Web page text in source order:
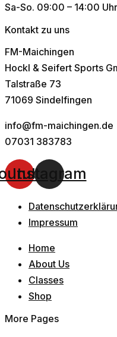
Sa-So. 09:00 – 14:00
Kontakt zu uns
FM-Maichingen
Hockl & Seifert Sports
Talstraße 73
71069 Sindelfingen
info@fm-maichingen.de
07031 383783
Instagram
Impressum
Home
About Us
Classes
Shop
More Pages